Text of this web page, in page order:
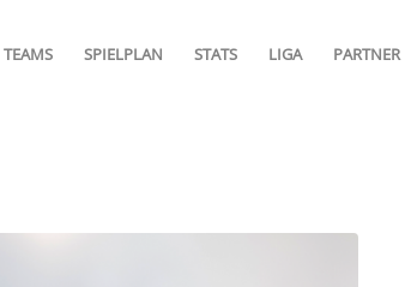
TEAMS SPIELPLAN STATS LIGA PARTNER